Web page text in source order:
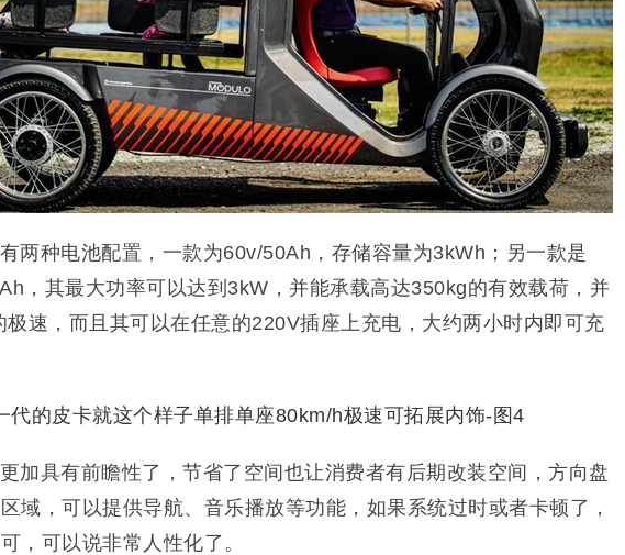
两种电池配置，一款为60v/50Ah，存储容量为3kWh；另一款是
，其最大功率可以达到3kW，并能承载高达350kg的有效载荷，并
速，而且其可以在任意的220V插座上充电，大约两小时内即可充
加具有前瞻性了，节省了空间也让消费者有后期改装空间，方向盘
域，可以提供导航、音乐播放等功能，如果系统过时或者卡顿了，
，可以说非常人性化了。